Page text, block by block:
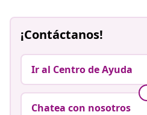
¡Contáctanos!
Ir al Centro de Ayuda
Chatea con nosotros